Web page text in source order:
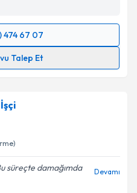
474 67 07
Talep Et
posta ile bilgilendireceğiz.
süreçte damağımda
Devamı